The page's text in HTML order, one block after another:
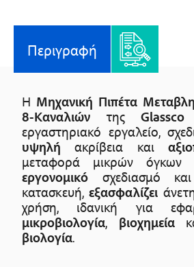
Περιγραφή
Η Μηχανική Πιπέτα
8-Καναλιών της Glassco
εργαστηριακό εργαλείο,
υψηλή ακρίβεια και
μεταφορά μικρών
εργονομικό σχεδιασμό
κατασκευή,εξασφαλίζει
χρήση, ιδανική για
μικροβιολογία, βιοχημεία
βιολογία.